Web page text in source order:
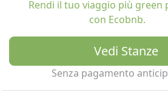
Rendi il tuo viaggio più green
con Ecobnb.
Vedi Stanze
Senza pagamento